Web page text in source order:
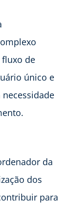
de
único e
da
dos
para